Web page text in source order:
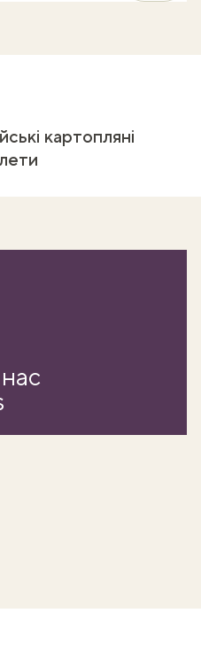
картопляні